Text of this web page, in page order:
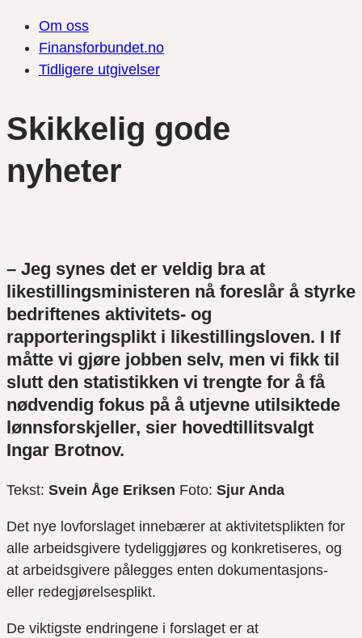
Om oss
Finansforbundet.no
Tidligere utgivelser
Skikkelig gode
nyheter
– Jeg synes det er veldig bra at
likestillingsministeren nå foreslår å styrke
bedriftenes aktivitets- og
rapporteringsplikt i likestillingsloven. I If
måtte vi gjøre jobben selv, men vi fikk til
slutt den statistikken vi trengte for å få
nødvendig fokus på åutjevne utilsiktede
lønnsforskjeller, sier hovedtillitsvalgt
Ingar Brotnov.
Tekst: Svein Åge Eriksen Foto: Sjur Anda
Det nye lovforslaget innebærer at aktivitetsplikten for
alle arbeidsgivere tydeliggjøres og konkretiseres, og
at arbeidsgivere pålegges enten dokumentasjons-
eller redegjørelsesplikt.
De viktigste endringene i forslaget er at